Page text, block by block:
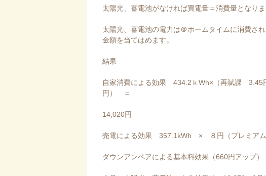
太陽光、蓄電池がなければ買電量＝消費量となりま
太陽光、蓄電池の電力は＠ホームタイムに消費さ
金額を当てはめます。
結果
自家消費による効果 434.2ｋWh×（再賦課 3.45
円） ＝
14,020円
売電による効果 357.1kWh × ８円（プレミア
ダウンアンペアによる基本料効果（660円アップ）